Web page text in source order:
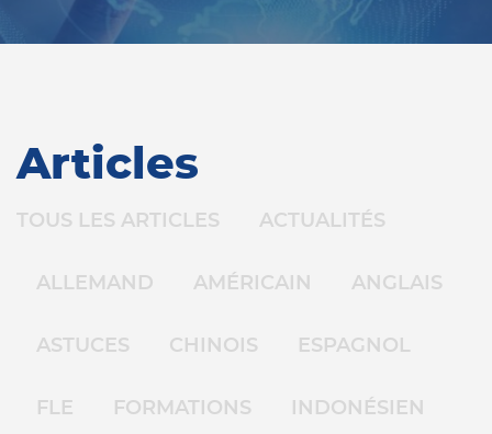
Articles
TOUS LES ARTICLES ACTUALITÉS
ALLEMAND AMÉRICAIN ANGLAIS
ASTUCES CHINOIS ESPAGNOL
FLE FORMATIONS INDONÉSIEN